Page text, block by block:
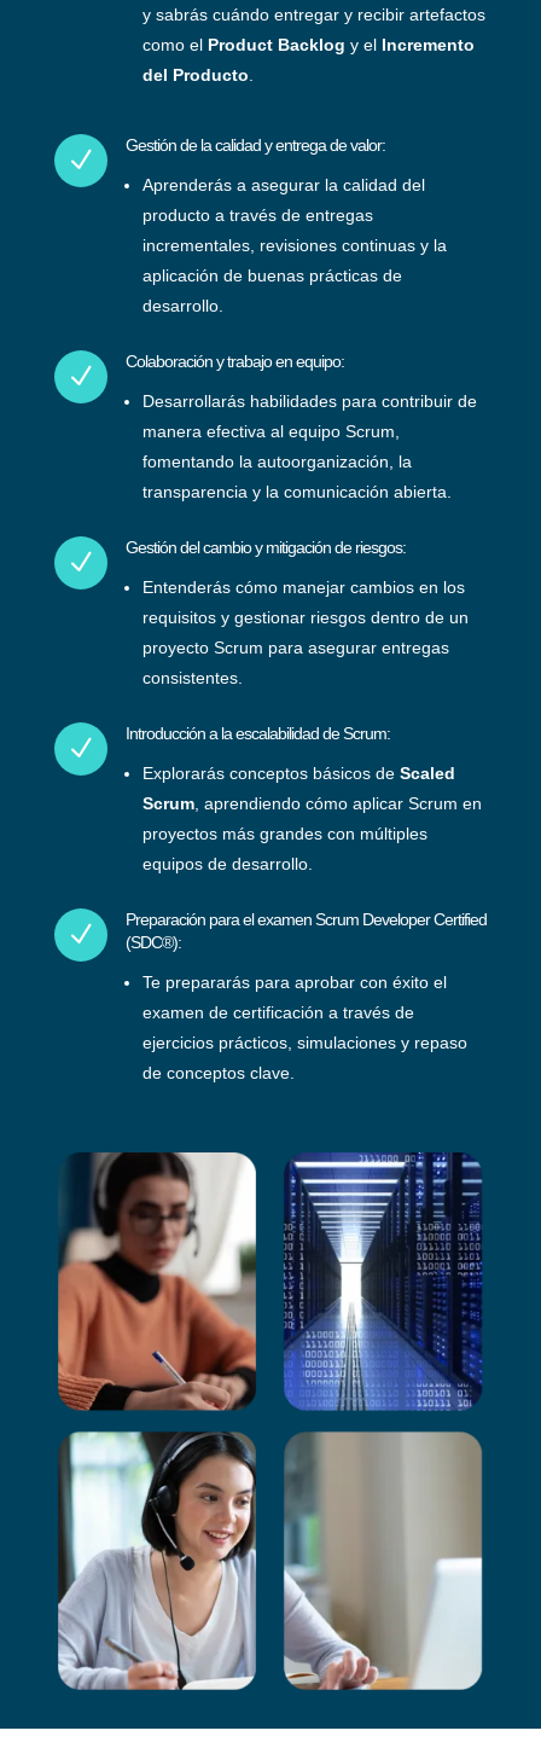
y sabrás cuándo entregar y recibir artefactos
como el Product Backlog y el Incremento
del Producto.
N Gestión de la calidad y entrega de valor:
Aprenderás a asegurar la calidad del
producto a través de entregas
incrementales, revisiones continuas y la
aplicación de buenas prácticas de
desarrollo.
N Colaboración y trabajo en equipo:
Desarrollarás habilidades para contribuir de
manera efectiva al equipo Scrum,
fomentando la autoorganización, la
transparencia y la comunicación abierta.
N Gestión del cambio y mitigación de riesgos:
Entenderás cómo manejar cambios en los
requisitos y gestionar riesgos dentro de un
proyecto Scrum para asegurar entregas
consistentes.
N Introducción a la escalabilidad de Scrum:
Explorarás conceptos básicos de Scaled
Scrum, aprendiendo cómo aplicar Scrum en
proyectos más grandes con múltiples
equipos de desarrollo.
N
Preparación para el examen Scrum Developer Certified
(SDC®):
Te prepararás para aprobar con éxito el
examen de certificación a través de
ejercicios prácticos, simulaciones y repaso
de conceptos clave.